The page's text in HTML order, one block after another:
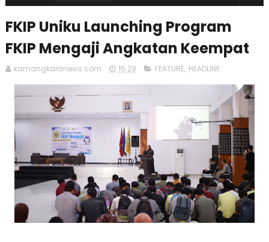
FKIP Uniku Launching Program
FKIP Mengaji Angkatan Keempat
kamangkaranews.com 15.29 FEATURE, HEADLINE